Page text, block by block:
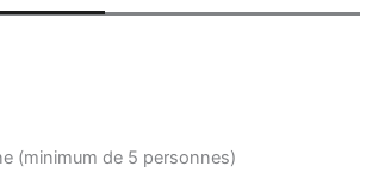
(minimum de 5 personnes)